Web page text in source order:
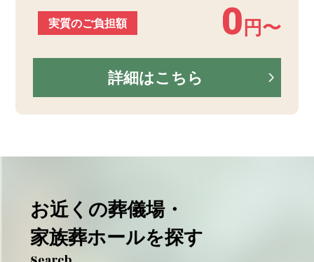
実質のご負担額 0 円〜
詳細はこちら
お近くの葬儀場・
家族葬ホールを探す